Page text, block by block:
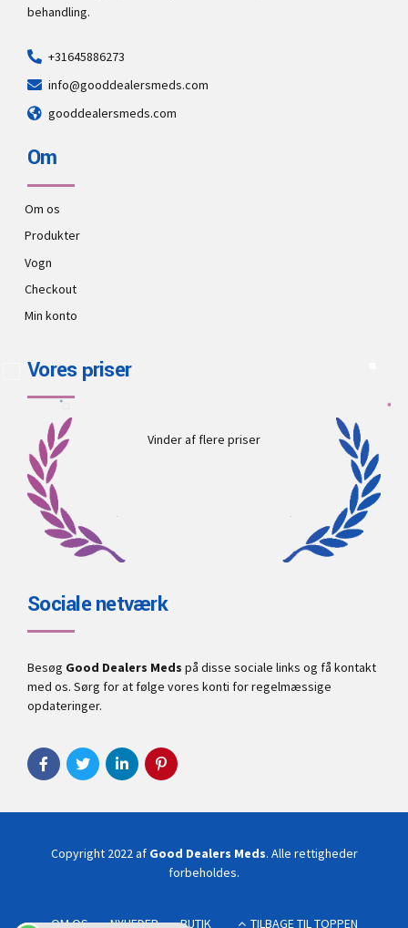
behandling.
+31645886273
info@gooddealersmeds.com
gooddealersmeds.com
Om
Om os
Produkter
Vogn
Checkout
Min konto
Vores priser
Vinder af flere priser
Sociale netværk
Besøg Good Dealers Meds på disse sociale links og få kontakt
med os. Sørg for at følge vores konti for regelmæssige
opdateringer.
Copyright 2022 af Good Dealers Meds. Alle rettigheder
forbeholdes.
OM OS NYHEDER BUTIK TILBAGE TIL TOPPEN